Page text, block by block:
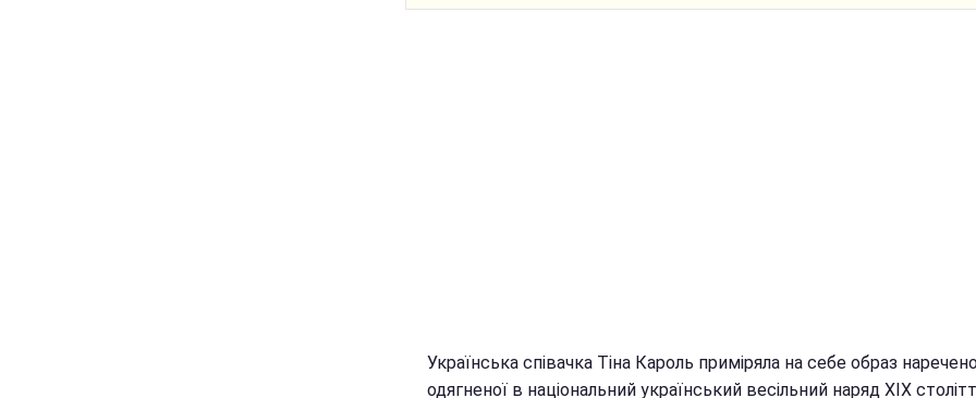
Українська співачка Тіна Кароль приміряла на себе образ
одягненої в національний український весільний наряд XIX